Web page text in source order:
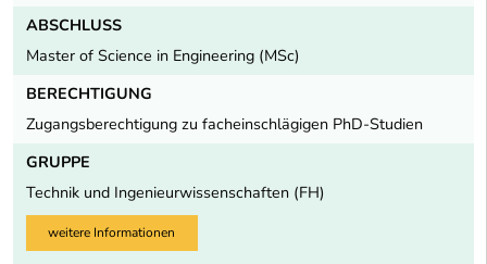
ABSCHLUSS
Master of Science in Engineering (MSc)
BERECHTIGUNG
Zugangsberechtigung zu facheinschlägigen PhD-Studien
GRUPPE
Technik und Ingenieurwissenschaften (FH)
weitere Informationen